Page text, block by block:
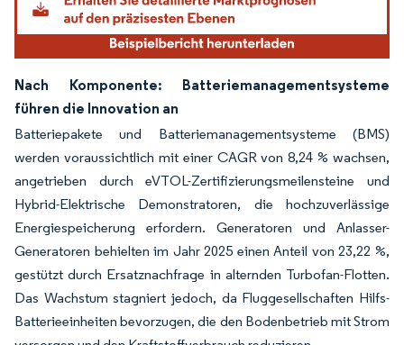
Nach Komponente: Batteriemanagementsysteme
führen die Innovation an
Batteriepakete und Batteriemanagementsysteme (BMS)
werden voraussichtlich mit einer CAGR von 8,24 % wachsen,
angetrieben durch eVTOL-Zertifizierungsmeilensteine und
Hybrid-Elektrische Demonstratoren, die hochzuverlässige
Energiespeicherung erfordern. Generatoren und Anlasser-
Generatoren behielten im Jahr 2025 einen Anteil von 23,22 %,
gestützt durch Ersatznachfrage in alternden Turbofan-Flotten.
Das Wachstum stagniert jedoch, da Fluggesellschaften Hilfs-
Batterieeinheiten bevorzugen, die den Bodenbetrieb mit Strom